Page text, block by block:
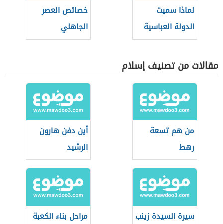
لماذا سميت
الدولة العباسية
بهذا الاسم
خصائص العصر
الجاهلي
مقالات من تصنيف إسلام
من هم تسعة
رهط
أين دفن هارون
الرشيد
سيرة السيدة زينب مراحل بناء الكعبة